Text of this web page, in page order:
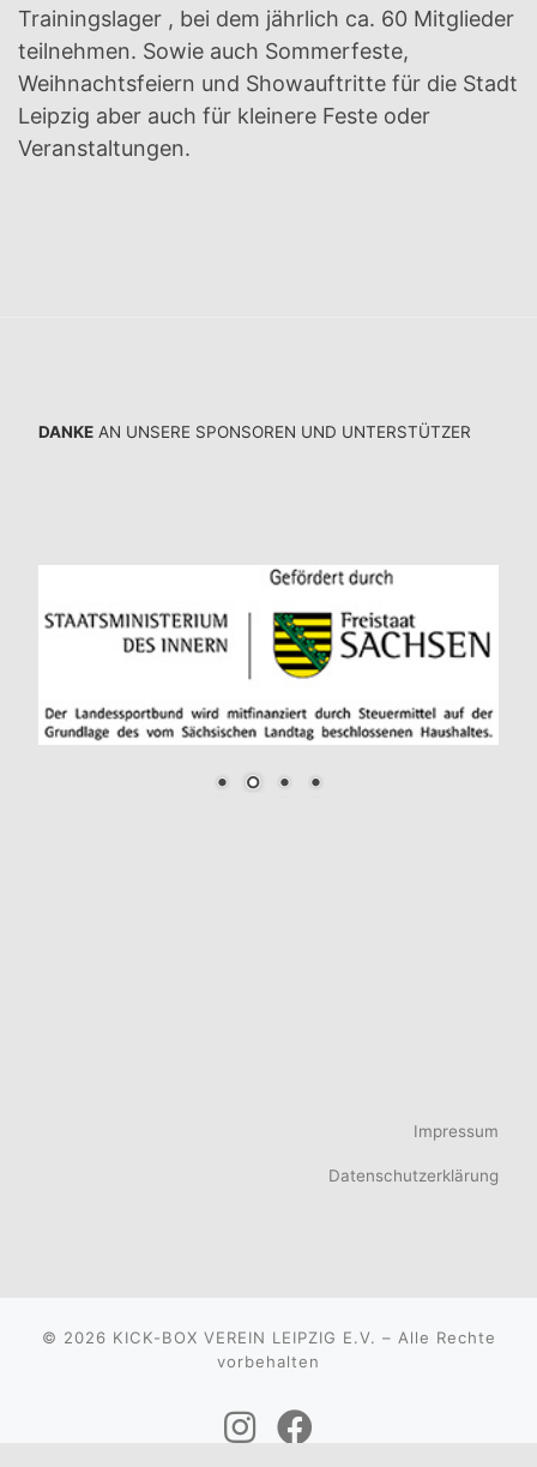
Trainingslager , bei dem jährlich ca. 60 Mitglieder
teilnehmen. Sowie auch Sommerfeste,
Weihnachtsfeiern und Showauftritte für die Stadt
Leipzig aber auch für kleinere Feste oder
Veranstaltungen.
DANKEAN UNSERE SPONSOREN UND UNTERSTÜTZER
Impressum
Datenschutzerklärung
© 2026 KICK-BOX VEREIN LEIPZIG E.V. – Alle Rechte
vorbehalten